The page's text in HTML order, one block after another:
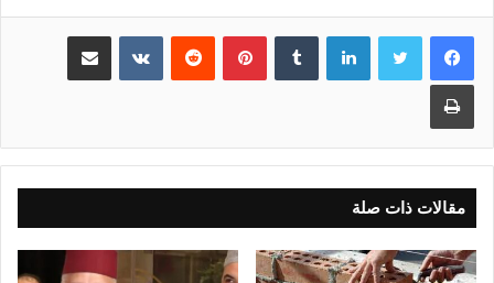
لينكدإن بينتيريست مشاركة عبر البريد
طباعة
مقالات ذات صلة